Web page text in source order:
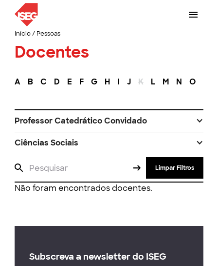
Início/ Pessoas
Docentes
A B C D E F G H I J K L M N O
Professor Catedrático Convidado
Ciências Sociais
Limpar Filtros
Não foram encontrados docentes.
Subscreva a newsletter do ISEG